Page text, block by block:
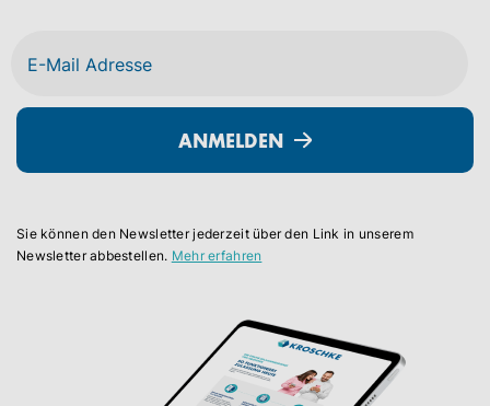
ANMELDEN
Sie können den Newsletter jederzeit über den Link in unserem
Newsletter abbestellen. Mehr erfahren